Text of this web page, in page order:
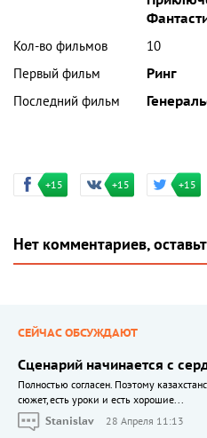
Кол-во фильмов
10
Первый фильм
Ринг
Последний фильм
+15 +15 +15
Нет комментариев,
СЕЙЧАС ОБСУЖДАЮТ
Сценарий начинается с
Полностью согласен. Поэтому
сюжет, есть уроки и есть хорошие...
Stanislav
28 Апреля 11:13